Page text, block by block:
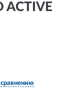
ACTIVE